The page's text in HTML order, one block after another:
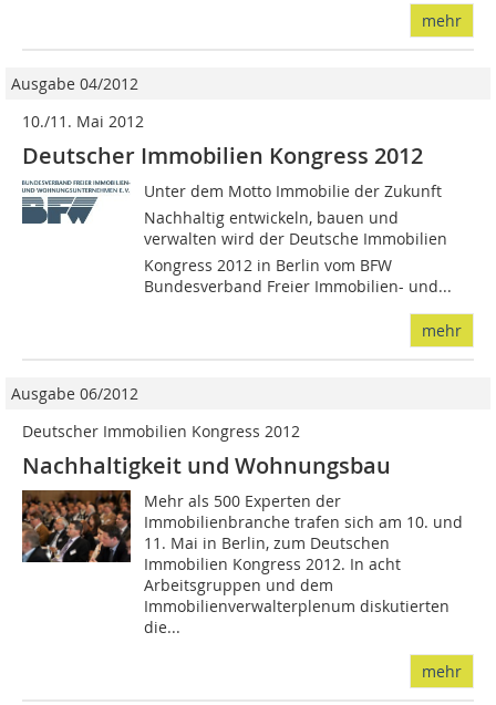
mehr
Ausgabe 04/2012
10./11. Mai 2012
Deutscher Immobilien Kongress 2012
Unter dem Motto Immobilie der Zukunft 
Nachhaltig entwickeln, bauen und
verwalten wird der Deutsche Immobilien
Kongress 2012 in Berlin vom BFW
Bundesverband Freier Immobilien- und...
mehr
Ausgabe 06/2012
Deutscher Immobilien Kongress 2012
Nachhaltigkeit und Wohnungsbau
Mehr als 500 Experten der
Immobilienbranche trafen sich am 10. und
11. Mai in Berlin, zum Deutschen
Immobilien Kongress 2012. In acht
Arbeitsgruppen und dem
Immobilienverwalterplenum diskutierten
die...
mehr